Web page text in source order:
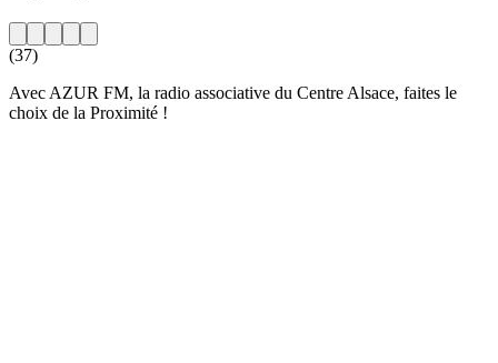
(37)
Avec AZUR FM, la radio associative du Centre Alsace, faites le
choix de la Proximité !